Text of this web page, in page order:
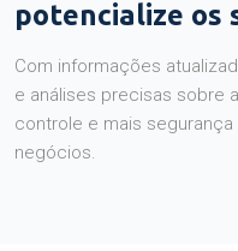
potencialize os
Com informações
e análises precisas sobre
controle e mais
negócios.